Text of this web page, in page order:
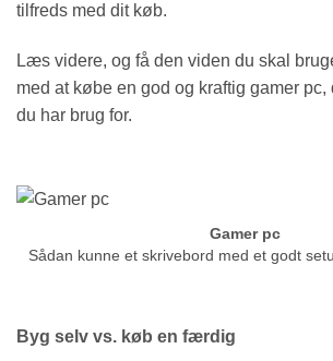
tilfreds med dit køb.
Læs videre, og få den viden du skal
med at købe en god og kraftig gamer pc,
du har brug for.
Gamer pc
Sådan kunne et skrivebord med et godt
Byg selv vs. køb en færdig